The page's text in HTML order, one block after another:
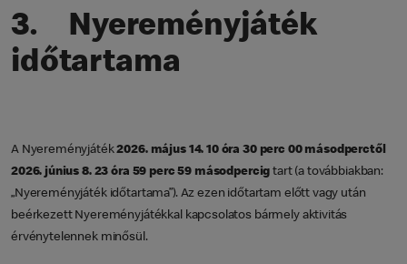
3. Nyereményjáték
időtartama
A Nyereményjáték2026. május 14. 10 óra 30 perc 00 másodperctől
2026. június 8. 23 óra 59 perc 59 másodpercigtart (a továbbiakban:
„Nyereményjáték időtartama”). Az ezen időtartam előtt vagy után
beérkezett Nyereményjátékkal kapcsolatos bármely aktivitás
érvénytelennek minősül.